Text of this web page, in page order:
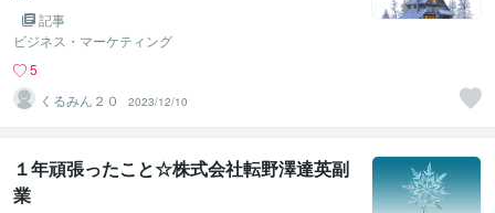
記事
ビジネス・マーケティング
5
くるみん２０
2023/12/10
１年頑張ったこと☆株式会社転野澤達英副
業